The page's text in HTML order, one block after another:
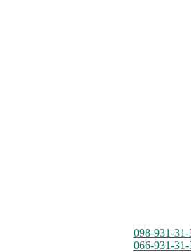
098-931-31-
066-931-31-